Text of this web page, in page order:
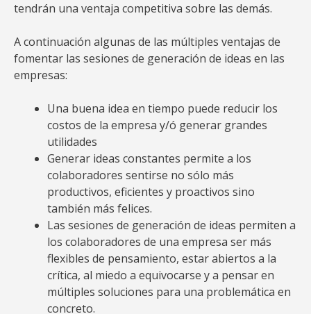
tendrán una ventaja competitiva sobre las demás.
A continuación algunas de las múltiples ventajas de
fomentar las sesiones de generación de ideas en las
empresas:
Una buena idea en tiempo puede reducir los
costos de la empresa y/ó generar grandes
utilidades
Generar ideas constantes permite a los
colaboradores sentirse no sólo más
productivos, eficientes y proactivos sino
también más felices.
Las sesiones de generación de ideas permiten a
los colaboradores de una empresa ser más
flexibles de pensamiento, estar abiertos a la
crítica, al miedo a equivocarse y a pensar en
múltiples soluciones para una problemática en
concreto.